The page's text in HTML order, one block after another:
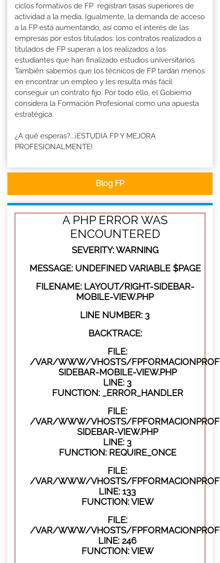
ciclos formativos de FP registran tasas superiores de
actividad a la media. Igualmente, la demanda de acceso
a la FP está aumentando, así como el interés de las
empresas por estos titulados: los contratos realizados a
titulados de FP superan a los realizados a los
estudiantes que han finalizado estudios universitarios.
También sabemos que los técnicos de FP tardan menos
en encontrar un empleo y les resulta más fácil
conseguir un contrato fijo. Por todo ello, el Gobierno
considera la Formación Profesional como una apuesta
estratégica.
¿A qué esperas?...¡ESTUDIA FP Y MEJORA
PROFESIONALMENTE!
Blog FP
A PHP ERROR WAS
ENCOUNTERED
SEVERITY: WARNING
MESSAGE: UNDEFINED VARIABLE $PAGE
FILENAME: LAYOUT/RIGHT-SIDEBAR-
MOBILE-VIEW.PHP
LINE NUMBER: 3
BACKTRACE:
FILE:
/VAR/WWW/VHOSTS/
SIDEBAR-MOBILE-VIEW.PHP
LINE: 3
FUNCTION: _ERROR_HANDLER
FILE:
/VAR/WWW/VHOSTS/
SIDEBAR-VIEW.PHP
LINE: 3
FUNCTION: REQUIRE_ONCE
FILE:
/VAR/WWW/VHOSTS/
LINE: 133
FUNCTION: VIEW
FILE:
/VAR/WWW/VHOSTS/
LINE: 246
FUNCTION: VIEW